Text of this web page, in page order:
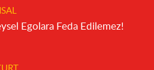
Egolara Feda Edilemez!